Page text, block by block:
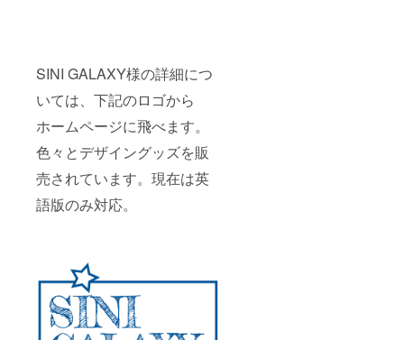
SINI GALAXY様の詳細につ
いては、下記のロゴから
ホームページに飛べます。
色々とデザイングッズを販
売されています。現在は英
語版のみ対応。